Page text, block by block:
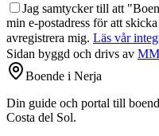
Jag samtycker till att
min e-postadress för att
avregistrera mig. Läs vår
Sidan byggd och drivs av
Boende i Nerja
Din guide och portal till
Costa del Sol.